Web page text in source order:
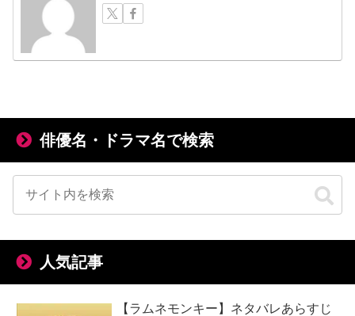
俳優名・ドラマ名で検索
人気記事
【ラムネモンキー】ネタバレあらすじ